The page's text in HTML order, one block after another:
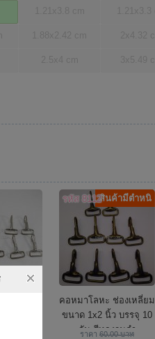
บรรจุ 10
ล
สินค้ามีตำหนิ
รหัส 8112
คอหมาโลหะ ช่องเหลี่ยม
ขนาด 1x2 นิ้ว บรรจุ 10
อัน สีทองรมดำ
ราคา 60.00 บาท